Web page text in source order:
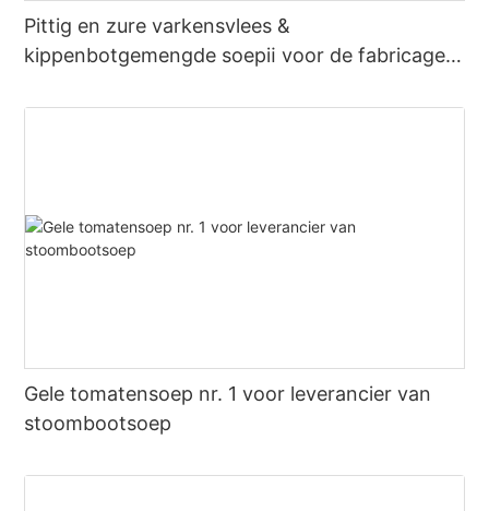
Pittig en zure varkensvlees &
kippenbotgemengde soepⅱ voor de fabricage
Gele tomatensoep nr. 1 voor leverancier van
stoombootsoep